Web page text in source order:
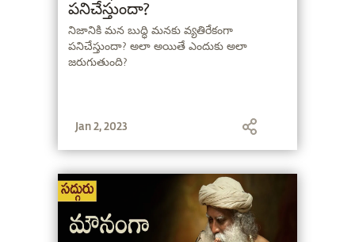
పనిచేస్తుందా?
నిజానికి మన బుద్ధి మనకు వ్యతిరేకంగా
పనిచేస్తుందా? అలా అయితే ఎందుకు అలా
జరుగుతుంది?
Jan 2, 2023